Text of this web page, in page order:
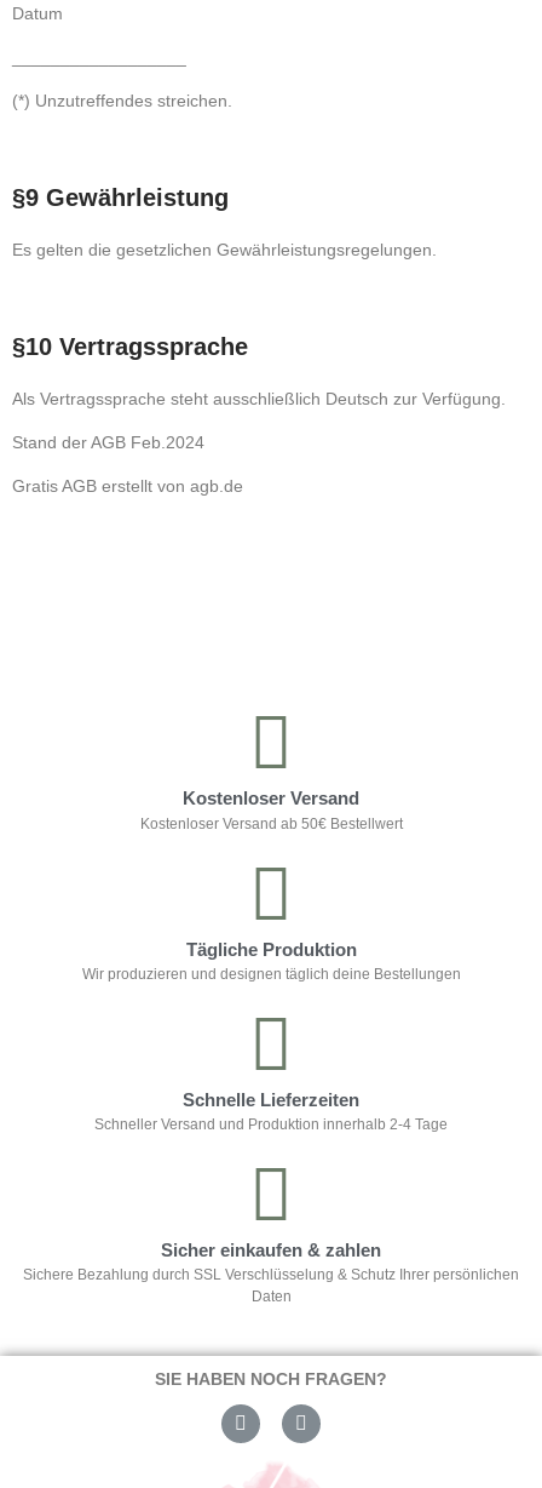
Datum
(*) Unzutreffendes streichen.
§9 Gewährleistung
Es gelten die gesetzlichen Gewährleistungsregelungen.
§10 Vertragssprache
Als Vertragssprache steht ausschließlich Deutsch zur Verfügung.
Stand der AGB Feb.2024
Gratis AGB erstellt von agb.de
Kostenloser Versand
Kostenloser Versand ab 50€ Bestellwert
Tägliche Produktion
Wir produzieren und designen täglich deine Bestellungen
Schnelle Lieferzeiten
Schneller Versand und Produktion innerhalb 2-4 Tage
Sicher einkaufen & zahlen
Sichere Bezahlung durch SSL Verschlüsselung & Schutz Ihrer persönlichen
Daten
SIE HABEN NOCH FRAGEN?